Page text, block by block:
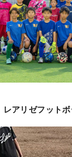
アリゼフット